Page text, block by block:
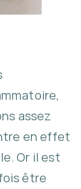
assez
en effet
Or il est
être